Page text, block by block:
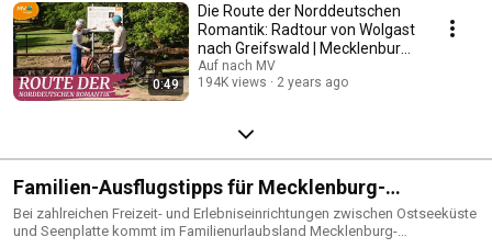
0:49
Die Route der Norddeutschen
Romantik: Radtour von Wolgast
nach Greifswald | Mecklenburg-
Vorpommern
Auf nach MV
194K views
2 years ago
Familien-Ausflugstipps für Mecklenburg-
Vorpommern
Bei zahlreichen Freizeit- und Erlebniseinrichtungen zwischen Ostseeküste
und Seenplatte kommt im Familienurlaubsland Mecklenburg-